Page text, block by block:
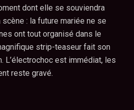
dont elle se souviendra
: la future mariée ne se
ont tout organisé dans le
strip-teaseur fait son
L’électrochoc est immédiat, les
reste gravé.